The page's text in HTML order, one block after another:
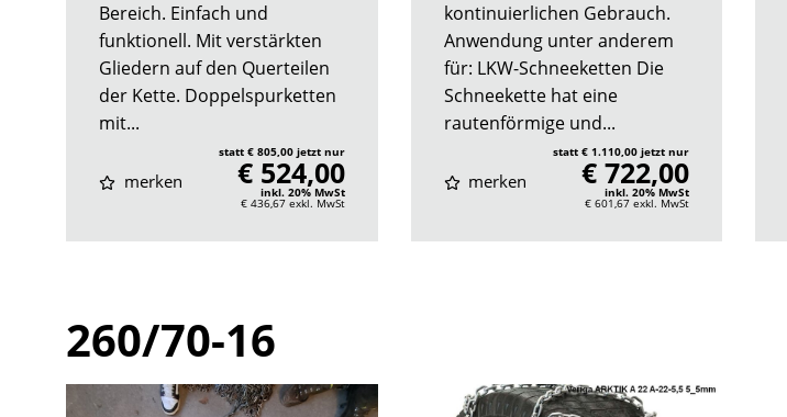
Bereich. Einfach und
funktionell. Mit verstärkten
Gliedern auf den Querteilen
der Kette. Doppelspurketten
mit...
merken
statt € 805,00 jetzt nur
€ 524,00
inkl. 20% MwSt
€ 436,67 exkl. MwSt
kontinuierlichen Gebrauch.
Anwendung unter anderem
für: LKW-Schneeketten Die
Schneekette hat eine
rautenförmige und...
merken
statt € 1.110,00 jetzt nur
€ 722,00
inkl. 20% MwSt
€ 601,67 exkl. MwSt
260/70-16